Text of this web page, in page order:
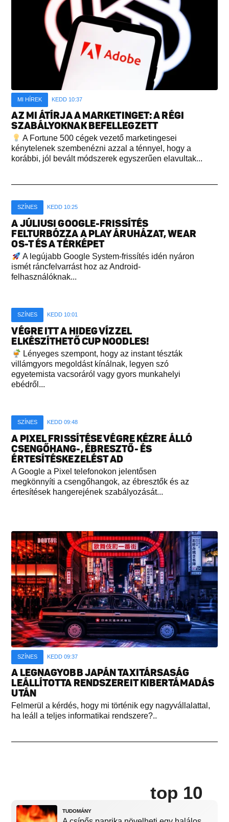
MI HÍREK KEDD 10:37
AZ MI ÁTÍRJA A MARKETINGET: A RÉGI
SZABÁLYOKNAK BEFELLEGZETT
A Fortune 500 cégek vezető marketingesei
kénytelenek szembenézni azzal a ténnyel, hogy a
korábbi, jól bevált módszerek egyszerűen elavultak...
SZÍNES KEDD 10:25
A JÚLIUSI GOOGLE-FRISSÍTÉS
FELTURBÓZZA A PLAY ÁRUHÁZAT, WEAR
OS-T ÉS A TÉRKÉPET
A legújabb Google System-frissítés idén nyáron
ismét ráncfelvarrást hoz az Android-
felhasználóknak...
SZÍNES KEDD 10:01
VÉGRE ITT A HIDEG VÍZZEL
ELKÉSZÍTHETŐ CUP NOODLES!
Lényeges szempont, hogy az instant tészták
villámgyors megoldást kínálnak, legyen szó
egyetemista vacsoráról vagy gyors munkahelyi
ebédről...
SZÍNES KEDD 09:48
A PIXEL FRISSÍTÉSE VÉGRE KÉZRE ÁLLÓ
CSENGŐHANG-, ÉBRESZTŐ- ÉS
ÉRTESÍTÉSKEZELÉST AD
A Google a Pixel telefonokon jelentősen
megkönnyíti a csengőhangok, az ébresztők és az
értesítések hangerejének szabályozását...
SZÍNES KEDD 09:37
A LEGNAGYOBB JAPÁN TAXITÁRSASÁG
LEÁLLÍTOTTA RENDSZEREIT KIBERTÁMADÁS
UTÁN
Felmerül a kérdés, hogy mi történik egy nagyvállalattal,
ha leáll a teljes informatikai rendszere?..
top 10
TUDOMÁNY